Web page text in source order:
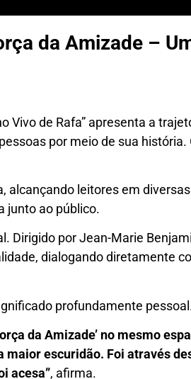
da Amizade –
Vivo de Rafa” apresenta a
por meio de sua história.
leitores em
junto ao público.
por Jean-Marie
dialogando diretamente
profundamente
da Amizade’ no mesmo
escuridão. Foi através
acesa”, afirma.